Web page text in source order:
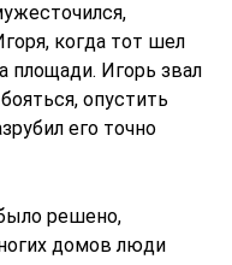
когда тот шел
площади. Игорь звал
опустить
его точно
решено,
домов люди